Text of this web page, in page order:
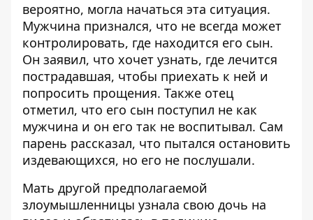
вероятно, могла начаться эта ситуация.
Мужчина признался, что не всегда может
контролировать, где находится его сын.
Он заявил, что хочет узнать, где лечится
пострадавшая, чтобы приехать к ней и
попросить прощения. Также отец
отметил, что его сын поступил не как
мужчина и он его так не воспитывал. Сам
парень рассказал, что пытался остановить
издевающихся, но его не послушали.
Мать другой предполагаемой
злоумышленницы узнала свою дочь на